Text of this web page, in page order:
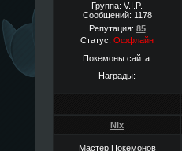
Группа: V.I.P.
Сообщений: 1178
Репутация: 85
Статус: Оффлайн
Покемоны сайта:
Награды:
Nix
Мастер Покемонов